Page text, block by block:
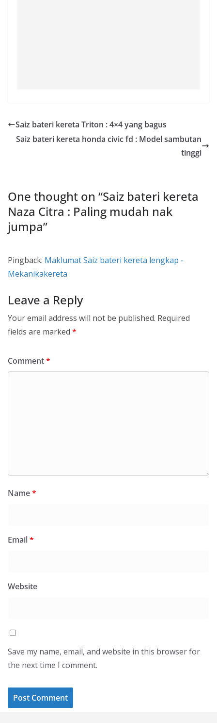
Saiz bateri kereta Triton : 4×4 yang bagus
Saiz bateri kereta honda civic fd : Model sambutan
tinggi
One thought on “Saiz bateri kereta
Naza Citra : Paling mudah nak
jumpa”
Pingback: Maklumat Saiz bateri kereta lengkap -
Mekanikakereta
Leave a Reply
Your email address will not be published. Required
fields are marked *
Comment*
Name*
Email*
Website
Save my name, email, and website in this browser for
the next time I comment.